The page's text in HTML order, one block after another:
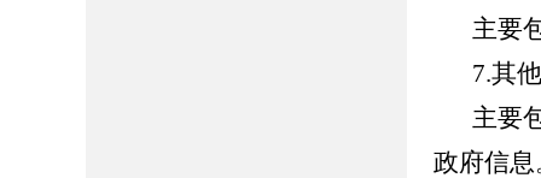
主要
7.其
主要
政府信息